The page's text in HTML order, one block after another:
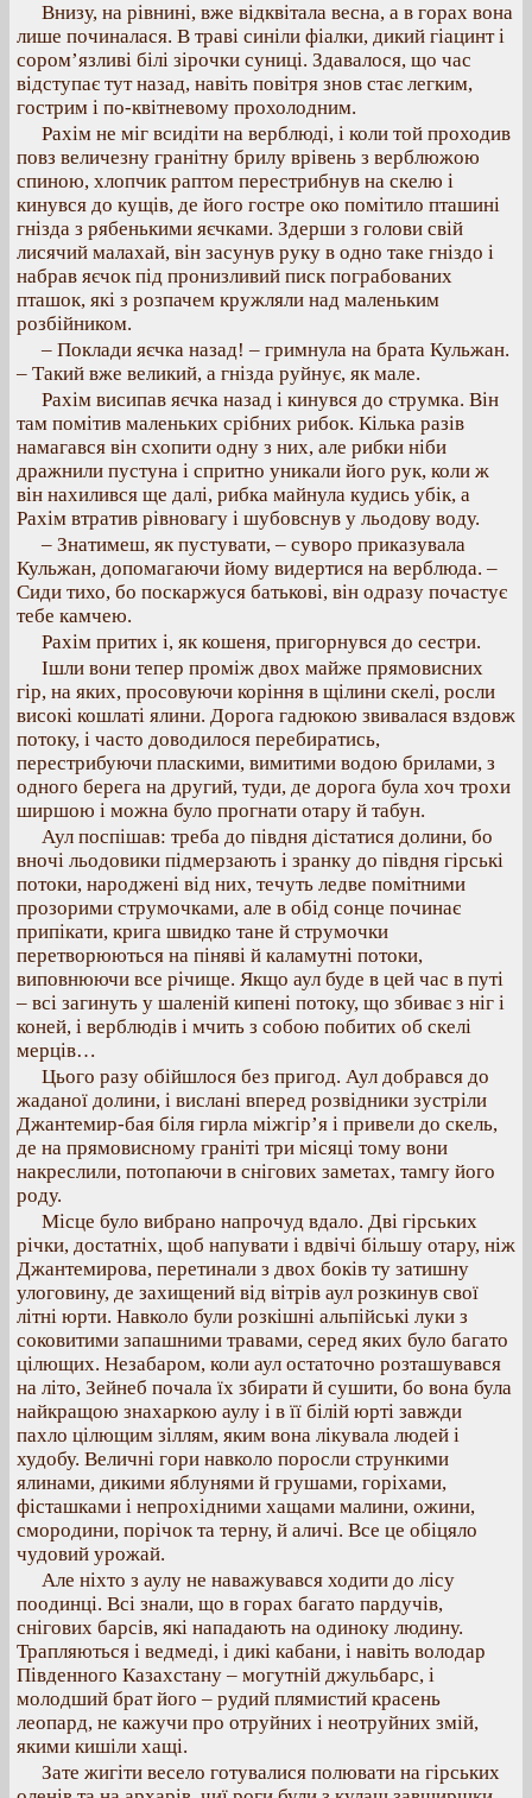
Внизу, на рівнині, вже відквітала весна, а в горах вона
лише починалася. В траві синіли фіалки, дикий гіацинт і
сором’язливі білі зірочки суниці. Здавалося, що час
відступає тут назад, навіть повітря знов стає легким,
гострим і по-квітневому прохолодним.
Рахім не міг всидіти на верблюді, і коли той проходив
повз величезну гранітну брилу врівень з верблюжою
спиною, хлопчик раптом перестрибнув на скелю і
кинувся до кущів, де його гостре око помітило пташині
гнізда з рябенькими яєчками. Здерши з голови свій
лисячий малахай, він засунув руку в одно таке гніздо і
набрав яєчок під пронизливий писк пограбованих
пташок, які з розпачем кружляли над маленьким
розбійником.
– Поклади яєчка назад! – гримнула на брата Кульжан.
– Такий вже великий, а гнізда руйнує, як мале.
Рахім висипав яєчка назад і кинувся до струмка. Він
там помітив маленьких срібних рибок. Кілька разів
намагався він схопити одну з них, але рибки ніби
дражнили пустуна і спритно уникали його рук, коли ж
він нахилився ще далі, рибка майнула кудись убік, а
Рахім втратив рівновагу і шубовснув у льодову воду.
– Знатимеш, як пустувати, – суворо приказувала
Кульжан, допомагаючи йому видертися на верблюда. –
Сиди тихо, бо поскаржуся батькові, він одразу почастує
тебе камчею.
Рахім притих і, як кошеня, пригорнувся до сестри.
Ішли вони тепер проміж двох майже прямовисних
гір, на яких, просовуючи коріння в щілини скелі, росли
високі кошлаті ялини. Дорога гадюкою звивалася вздовж
потоку, і часто доводилося перебиратись,
перестрибуючи пласкими, вимитими водою брилами, з
одного берега на другий, туди, де дорога була хоч трохи
ширшою і можна було прогнати отару й табун.
Аул поспішав: треба до півдня дістатися долини, бо
вночі льодовики підмерзають і зранку до півдня гірські
потоки, народжені від них, течуть ледве помітними
прозорими струмочками, але в обід сонце починає
припікати, крига швидко тане й струмочки
перетворюються на піняві й каламутні потоки,
виповнюючи все річище. Якщо аул буде в цей час в путі
– всі загинуть у шаленій кипені потоку, що збиває з ніг і
коней, і верблюдів і мчить з собою побитих об скелі
мерців…
Цього разу обійшлося без пригод. Аул добрався до
жаданої долини, і вислані вперед розвідники зустріли
Джантемир-бая біля гирла міжгір’я і привели до скель,
де на прямовисному граніті три місяці тому вони
накреслили, потопаючи в снігових заметах, тамгу його
роду.
Місце було вибрано напрочуд вдало. Дві гірських
річки, достатніх, щоб напувати і вдвічі більшу отару, ніж
Джантемирова, перетинали з двох боків ту затишну
улоговину, де захищений від вітрів аул розкинув свої
літні юрти. Навколо були розкішні альпійські луки з
соковитими запашними травами, серед яких було багато
цілющих. Незабаром, коли аул остаточно розташувався
на літо, Зейнеб почала їх збирати й сушити, бо вона була
найкращою знахаркою аулу і в її білій юрті завжди
пахло цілющим зіллям, яким вона лікувала людей і
худобу. Величні гори навколо поросли стрункими
ялинами, дикими яблунями й грушами, горіхами,
фісташками і непрохідними хащами малини, ожини,
смородини, порічок та терну, й аличі. Все це обіцяло
чудовий урожай.
Але ніхто з аулу не наважувався ходити до лісу
поодинці. Всі знали, що в горах багато пардучів,
снігових барсів, які нападають на одиноку людину.
Трапляються і ведмеді, і дикі кабани, і навіть володар
Південного Казахстану – могутній джульбарс, і
молодший брат його – рудий плямистий красень
леопард, не кажучи про отруйних і неотруйних змій,
якими кишіли хащі.
Зате жигіти весело готувалися полювати на гірських